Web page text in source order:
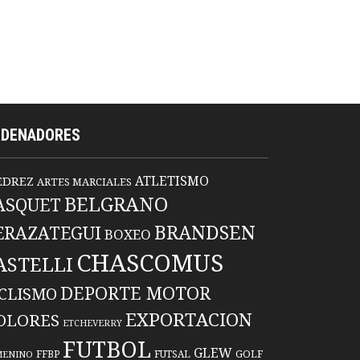
ARTES MARCIALES ATLETISMO
BELGRANO
BOXEO BRANDSEN
CHASCOMUS
DEPORTE MOTOR
ETCHEVERRY EXPORTACION
FFBP FUTBOL FUTSAL GLEW GOLF